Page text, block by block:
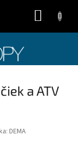
a ATV
DEMA